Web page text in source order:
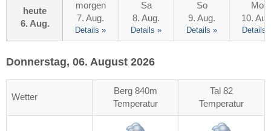
heute
6. Aug.
morgen
7. Aug.
Details »
Sa
8. Aug.
Details »
So
9. Aug.
Details »
Mo
10.
Details
Donnerstag, 06. August 2026
Wetter
Berg 840m
Temperatur
Tal 82
Temperatur